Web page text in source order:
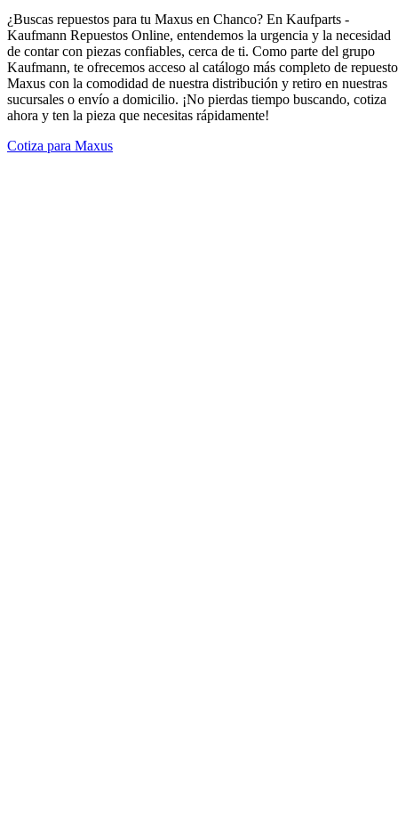
¿Buscas repuestos para tu Maxus en Chanco? En Kaufparts -
Kaufmann Repuestos Online, entendemos la urgencia y la necesidad
de contar con piezas confiables, cerca de ti. Como parte del grupo
Kaufmann, te ofrecemos acceso al catálogo más completo de
Maxus con la comodidad de nuestra distribución y retiro en nuestras
sucursales o envío a domicilio. ¡No pierdas tiempo buscando, cotiza
ahora y ten la pieza que necesitas rápidamente!
Cotiza para Maxus